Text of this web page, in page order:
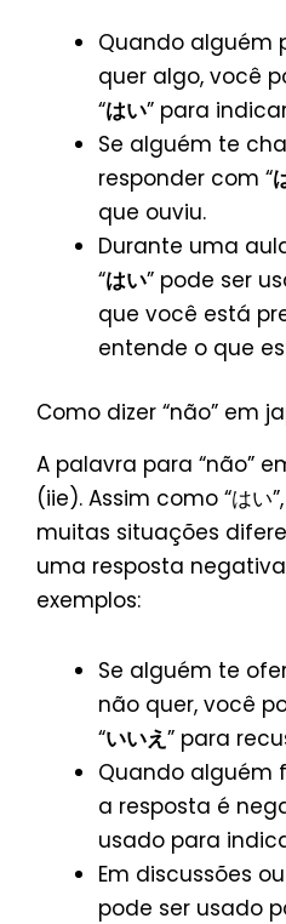
Quando alguém
quer algo, você
“はい” para
Se alguém te
responder com “
que ouviu.
Durante uma
“はい” pode ser
que você está
entende o que
Como dizer “não” em
A palavra para “não”
(iie). Assim como “はい
muitas situações
uma resposta
exemplos:
Se alguém te
não quer, você
“いいえ” para
Quando alguém
a resposta é
usado para
Em discussões
pode ser usado